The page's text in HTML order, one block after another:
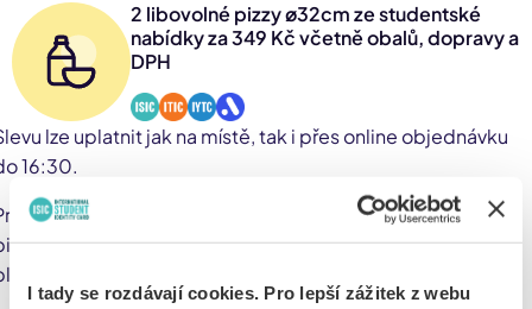
I tady se rozdávají cookies. Pro lepší zážitek z webu
2 libovolné pizzy ø32cm ze studentské
nabídky za 349 Kč včetně obalů, dopravy a
DPH
lze uplatnit jak na místě, tak i přes online objednávku
16:30.
uplatnění slevy online je potřeba vybrat dvě
ø32cm ze studentské nabídky a poté zadat údaje z
průkazu.